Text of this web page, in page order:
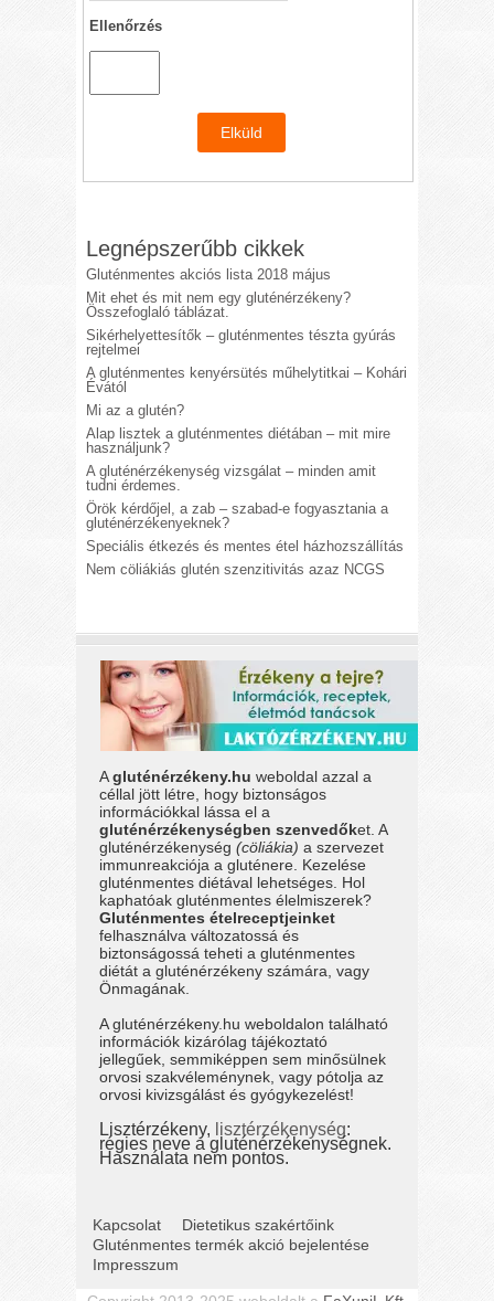
Ellenőrzés
Legnépszerűbb cikkek
Gluténmentes akciós lista 2018 május
Mit ehet és mit nem egy gluténérzékeny?
Összefoglaló táblázat.
Sikérhelyettesítők – gluténmentes tészta gyúrás
rejtelmei
A gluténmentes kenyérsütés műhelytitkai – Kohári
Évától
Mi az a glutén?
Alap lisztek a gluténmentes diétában – mit mire
használjunk?
A gluténérzékenység vizsgálat – minden amit
tudni érdemes.
Örök kérdőjel, a zab – szabad-e fogyasztania a
gluténérzékenyeknek?
Speciális étkezés és mentes étel házhozszállítás
Nem cöliákiás glutén szenzitivitás azaz NCGS
Agluténérzékeny.hu weboldal azzal a
céllal jött létre, hogy biztonságos
információkkal lássa el a
gluténérzékenységben szenvedőket. A
gluténérzékenység(cöliákia) a szervezet
immunreakciója a gluténere. Kezelése
gluténmentes diétával lehetséges. Hol
kaphatóak gluténmentes élelmiszerek?
Gluténmentes ételreceptjeinket
felhasználva változatossá és
biztonságossá teheti a gluténmentes
diétát a gluténérzékeny számára, vagy
Önmagának.
A gluténérzékeny.hu weboldalon található
információk kizárólag tájékoztató
jellegűek, semmiképpen sem minősülnek
orvosi szakvéleménynek, vagy pótolja az
orvosi kivizsgálást és gyógykezelést!
Lisztérzékeny, lisztérzékenység:
régies neve a gluténérzékenységnek.
Használata nem pontos.
Kapcsolat
Dietetikus szakértőink
Gluténmentes termék akció bejelentése
Impresszum